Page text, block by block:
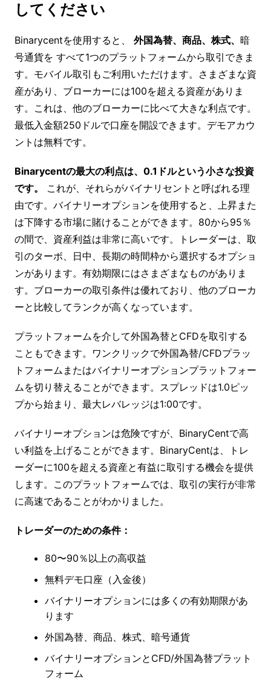
してください
Binarycentを使用すると、 外国為替、商品、株式、 暗
号通貨を すべて1つのプラットフォームから取引できま
す。モバイル取引もご利用いただけます。さまざまな資
産があり、ブローカーには100を超える資産がありま
す。これは、他のブローカーに比べて大きな利点です。
最低入金額250ドルで口座を開設できます。デモアカウ
ントは無料です。
Binarycentの最大の利点は、0.1ドルという小さな投資
です。
これが、それらがバイナリセントと呼ばれる理
由です。バイナリーオプションを使用すると、上昇また
は下降する市場に賭けることができます。80から95％
の間で、資産利益は非常に高いです。トレーダーは、取
引のターボ、日中、長期の時間枠から選択するオプショ
ンがあります。有効期限にはさまざまなものがありま
す。ブローカーの取引条件は優れており、他のブローカ
ーと比較してランクが高くなっています。
プラットフォームを介して外国為替とCFDを取引する
こともできます。ワンクリックで外国為替/CFDプラッ
トフォームまたはバイナリーオプションプラットフォー
ムを切り替えることができます。スプレッドは1.0ピッ
プから始まり、最大レバレッジは1:00です。
バイナリーオプションは危険ですが、BinaryCentで高
い利益を上げることができます。BinaryCentは、トレ
ーダーに100を超える資産と有益に取引する機会を提供
します。このプラットフォームでは、取引の実行が非常
に高速であることがわかりました。
トレーダーのための条件：
80〜90％以上の高収益
無料デモ口座（入金後）
バイナリーオプションには多くの有効期限があ
ります
外国為替、商品、株式、暗号通貨
バイナリーオプションとCFD/外国為替プラット
フォーム